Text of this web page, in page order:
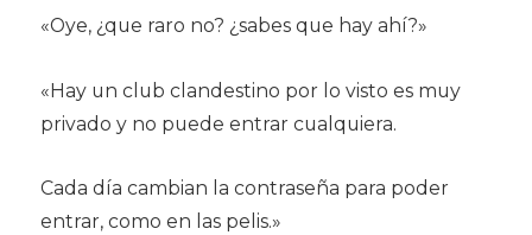
«Oye, ¿que raro no? ¿sabes que hay ahí?»
«Hay un club clandestino por lo visto es muy
privado y no puede entrar cualquiera.
Cada día cambian la contraseña para poder
entrar, como en las pelis.»